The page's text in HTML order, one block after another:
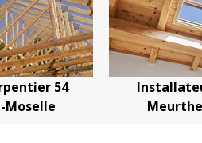
Installateur de velux 54
Meurthe-et-Moselle